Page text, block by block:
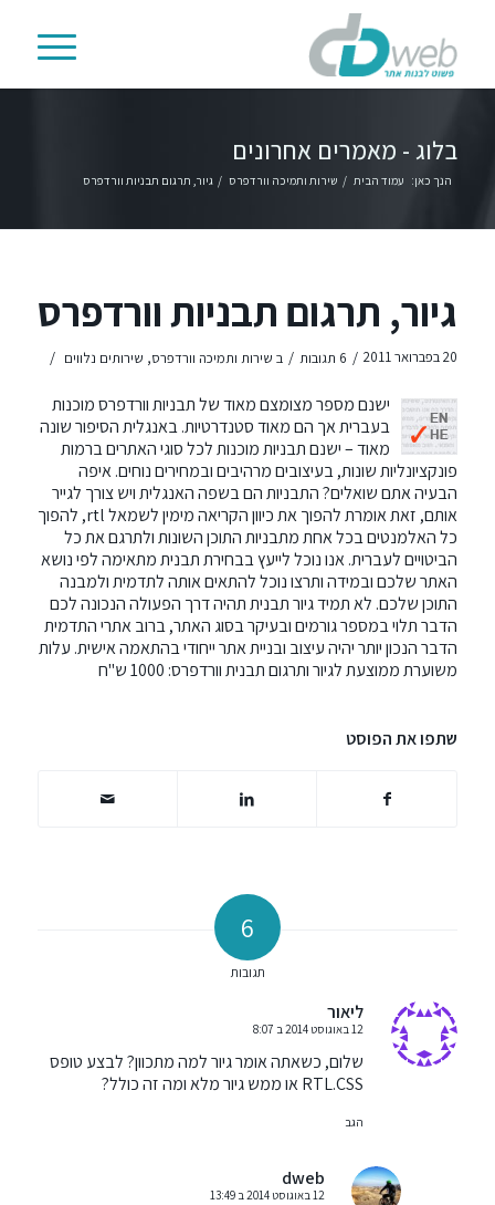
בלוג - מאמרים אחרונים
הנך כאן: עמוד הבית / שירות ותמיכה וורדפרס / גיור, תרגום תבניות וורדפרס
גיור, תרגום תבניות וורדפרס
20 בפברואר 2011 / 6 תגובות / ב שירות ותמיכה וורדפרס, שירותים נלווים /
ישנם מספר מצומצם מאוד של תבניות וורדפרס מוכנות
בעברית אך הם מאוד סטנדרטיות. באנגלית הסיפור שונה
מאוד – ישנם תבניות מוכנות לכל סוגי האתרים ברמות
פונקציונליות שונות, בעיצובים מרהיבים ובמחירים נוחים. איפה
הבעיה אתם שואלים? התבניות הם בשפה האנגלית ויש צורך לגייר
אותם, זאת אומרת להפוך את כיוון הקריאה מימין לשמאל rtl, להפוך
כל האלמנטים בכל אחת מתבניות התוכן השונות ולתרגם את כל
הביטויים לעברית. אנו נוכל לייעץ בבחירת תבנית מתאימה לפי נושא
האתר שלכם ובמידה ותרצו נוכל להתאים אותה לתדמית ולמבנה
התוכן שלכם. לא תמיד גיור תבנית תהיה דרך הפעולה הנכונה לכם
הדבר תלוי במספר גורמים ובעיקר בסוג האתר, ברוב אתרי התדמית
הדבר הנכון יותר יהיהעיצוב ובניית אתר ייחודי בהתאמה אישית. עלות
משוערת ממוצעת לגיור ותרגום תבנית וורדפרס: 1000 ש"ח
שתפו את הפוסט
6
תגובות
ליאור
אומר:
12 באוגוסט 2014 ב 8:07
שלום, כשאתה אומר גיור למה מתכוון? לבצע טופס
RTL.CSS או ממש גיור מלא ומה זה כולל?
הגב
dweb
12 באוגוסט 2014 ב 13:49